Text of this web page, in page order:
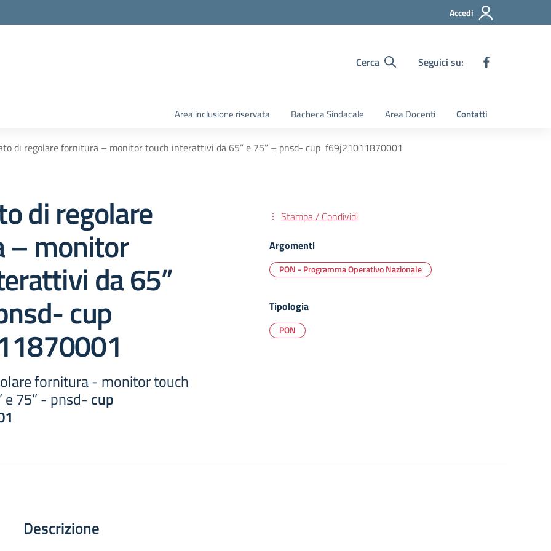
Accedi
Cerca Seguici su:
Area inclusione riservata Bacheca Sindacale Area Docenti Contatti
di regolare fornitura – monitor touch interattivi da 65” e 75” – pnsd- cup f69j21011870001
di regolare
monitor
da 65”
cup
fornitura - monitor touch
75” - pnsd- cup
Stampa / Condividi
Argomenti
PON - Programma Operativo Nazionale
Tipologia
PON
Descrizione